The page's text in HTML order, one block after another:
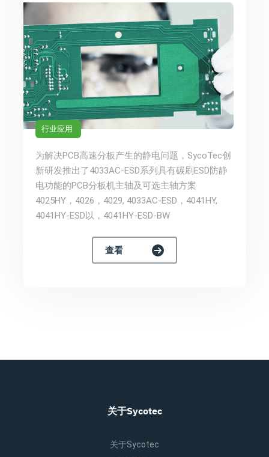
行业应用
为解决PCB高速分板产生的静电问题，SycoTec创
新研发推出了4033AC-ESD系列具有碳刷ESD防静
电功能的PCB分板机主轴及可选主轴方案
4025HY，4026，4029, 4033AC-ESD，4041HY,
4041HY-ESD以，4041HY-ESD-BW
查看
关于Sycotec
关于Sycotec